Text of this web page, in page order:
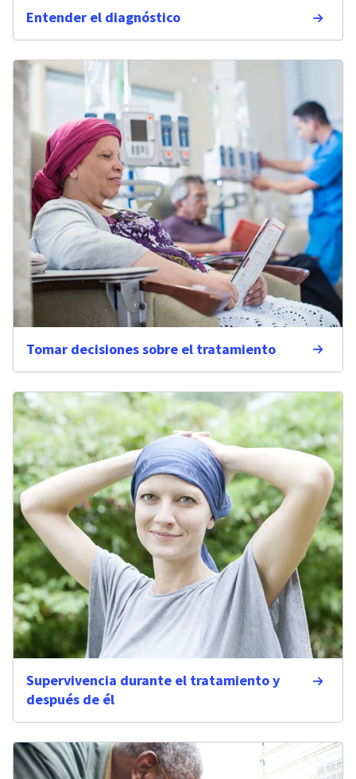
Entender el diagnóstico
Tomar decisiones sobre el tratamiento
Supervivencia durante el tratamiento y
después de él